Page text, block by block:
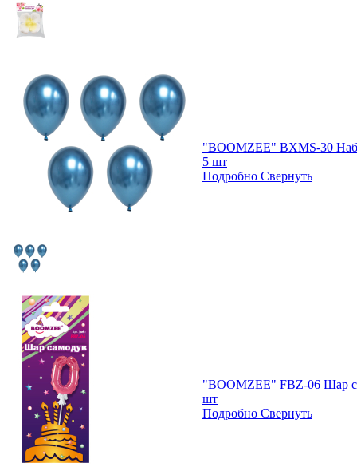
"BOOMZEE" BXMS-30
5 шт
Подробно Свернуть
"BOOMZEE" FBZ-06 Шар
шт
Подробно Свернуть